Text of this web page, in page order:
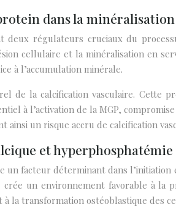
dans la minéralisation
régulateurs cruciaux du
cellulaire et la minéralisation en
à l’accumulation minérale.
de la calcification vasculaire.
à l’activation de la MGP,
ainsi un risque accru de calcification
et hyperphosphatémie
facteur déterminant dans
un environnement favorable à
la transformation ostéoblastique des